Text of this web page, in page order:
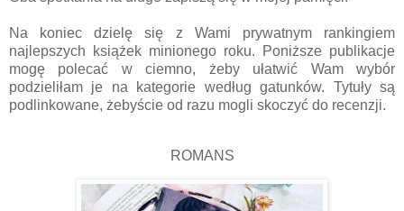
Na koniec dzielę się z Wami prywatnym rankingiem
najlepszych książek minionego roku. Poniższe publikacje
mogę polecać w ciemno, żeby ułatwić Wam wybór
podzieliłam je na kategorie według gatunków. Tytuły są
podlinkowane, żebyście od razu mogli skoczyć do recenzji.
ROMANS